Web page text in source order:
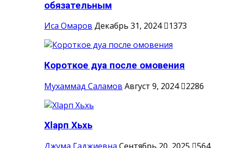
обязательным
Иса Омаров Декабрь 31, 2024 1373
Короткое дуа после омовения
Мухаммад Саламов Август 9, 2024 2286
Хlарп Хьхь